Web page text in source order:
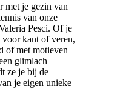
met je gezin van
van onze
Pesci. Of je
voor kant of veren,
of met motieven
glimlach
ze je bij de
je eigen unieke